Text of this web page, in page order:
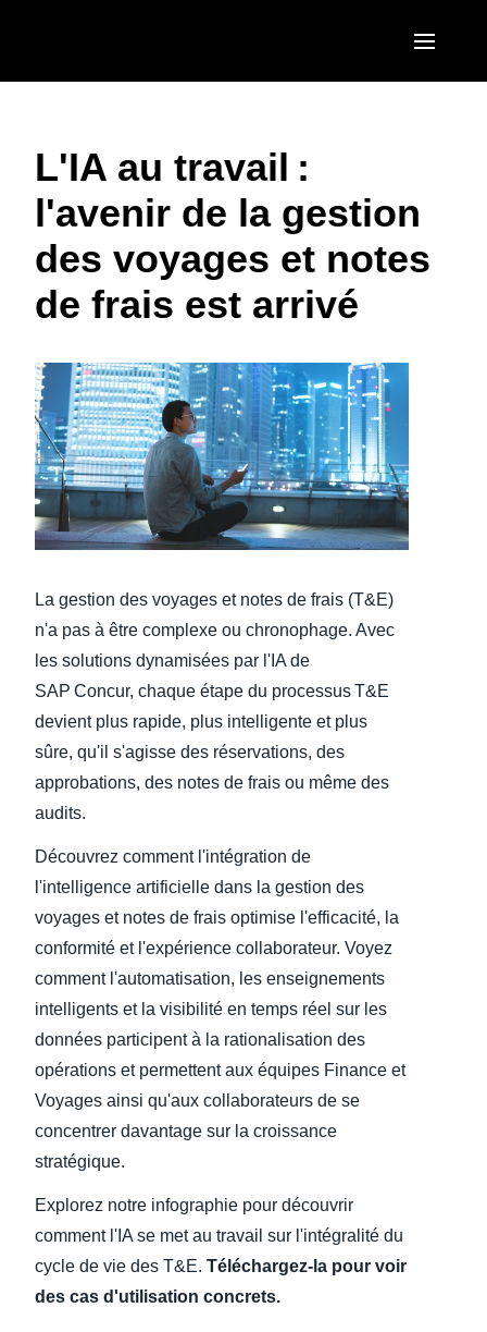
United States (English)
Canada (English)
Canada (Français)
México (Español)
EUROPE
United Kingdom (English)
France (Français)
Deutschland (Deutsch)
Nederlands (English)
Sweden (English)
Denmark (English)
Finland (English)
España (Español)
Norway (English)
ASIA PACIFIC
Australia (English)
日本（日本語)
Singapore (English)
L'IA au travail :
l'avenir de la gestion
des voyages et notes
de frais est arrivé
La gestion des voyages et notes de frais (T&E)
n'a pas à être complexe ou chronophage. Avec
les solutions dynamisées par l'IA de
SAP Concur, chaque étape du processus T&E
devient plus rapide, plus intelligente et plus
sûre, qu'il s'agisse des réservations, des
approbations, des notes de frais ou même des
audits.
Découvrez comment l'intégration de
l'intelligence artificielle dans la gestion des
voyages et notes de frais optimise l'efficacité, la
conformité et l'expérience collaborateur. Voyez
comment l'automatisation, les enseignements
intelligents et la visibilité en temps réel sur les
données participent à la rationalisation des
opérations et permettent aux équipes Finance et
Voyages ainsi qu'aux collaborateurs de se
concentrer davantage sur la croissance
stratégique.
Explorez notre infographie pour découvrir
comment l'IA se met au travail sur l'intégralité du
cycle de vie des T&E. Téléchargez-la pour voir
des cas d'utilisation concrets.